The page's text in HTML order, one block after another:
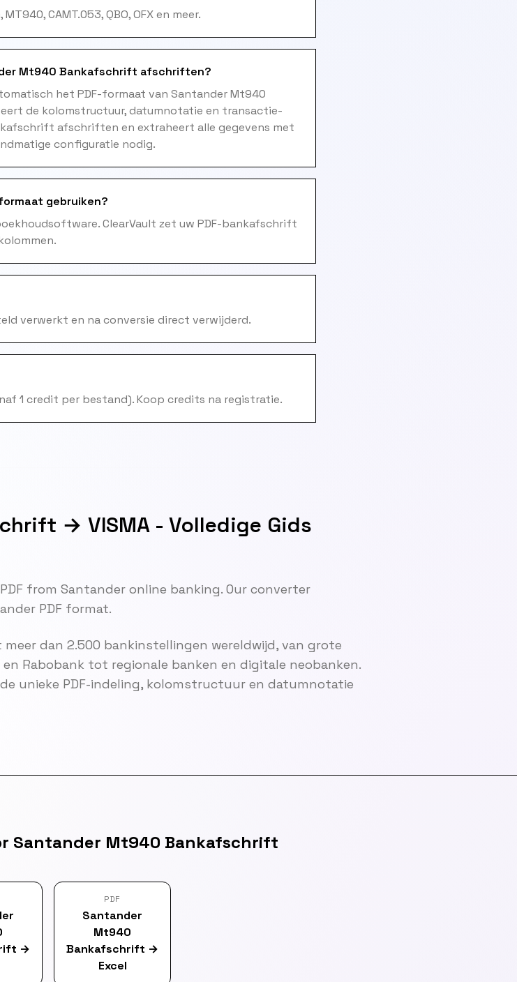
CAMT.053, QBO, OFX en meer.
Mt940 Bankafschrift afschriften?
het PDF-formaat van Santander Mt940
de kolomstructuur, datumnotatie en transactie-
afschriften en extraheert alle gegevens met
configuratie nodig.
gebruiken?
ClearVault zet uw PDF-bankafschrift
verwerkt en na conversie direct verwijderd.
1 credit per bestand). Koop credits na registratie.
→ VISMA - Volledige Gids
from Santander online banking. Our converter
PDF format.
dan 2.500 bankinstellingen wereldwijd, van grote
en Rabobank tot regionale banken en digitale neobanken.
unieke PDF-indeling, kolomstructuur en datumnotatie
Santander Mt940 Bankafschrift
→
PDF
Santander
Mt940
Bankafschrift →
Excel